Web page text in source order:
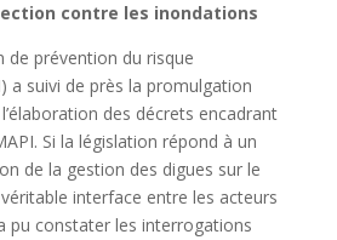
contre les inondations
de prévention du risque
a suivi de près la promulgation
des décrets encadrant
Si la législation répond à un
de la gestion des digues sur le
interface entre les acteurs
pu constater les interrogations